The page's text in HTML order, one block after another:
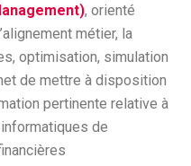
, orienté
métier, la
optimisation, simulation
de mettre à disposition
pertinente relative à
de